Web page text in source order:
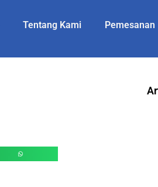
Tentang Kami Pemesanan